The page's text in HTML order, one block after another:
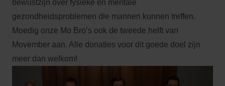
bewustzijn over fysieke en mentale
gezondheidsproblemen die mannen kunnen treffen.
Moedig onze Mo Bro’s ook de tweede helft van
Movember aan. Alle donaties voor dit goede doel zijn
meer dan welkom!